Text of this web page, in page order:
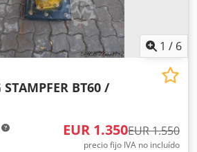
1 / 6
BT60 /
EUR 1.350EUR 1.550
precio fijo IVA no incluído